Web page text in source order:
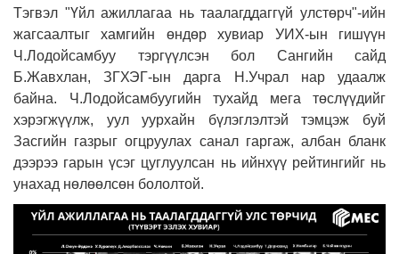
Тэгвэл "Үйл ажиллагаа нь таалагддаггүй улстөрч"-ийн
жагсаалтыг хамгийн өндөр хувиар УИХ-ын гишүүн
Ч.Лодойсамбуу тэргүүлсэн бол Сангийн сайд
Б.Жавхлан, ЗГХЭГ-ын дарга Н.Учрал нар удаалж
байна. Ч.Лодойсамбуугийн тухайд мега төслүүдийг
хэрэгжүүлж, уул уурхайн бүлэглэлтэй тэмцэж буй
Засгийн газрыг огцруулах санал гаргаж, албан бланк
дээрээ гарын үсэг цуглуулсан нь ийнхүү рейтингийг нь
унахад нөлөөлсөн бололтой.